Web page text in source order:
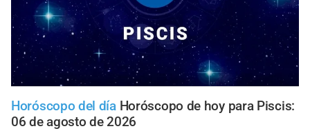
Horóscopo del día Horóscopo de hoy para Piscis:
06 de agosto de 2026